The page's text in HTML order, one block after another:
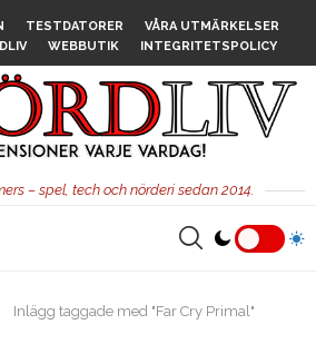
TESTDATORER
VÅRA UTMÄRKELSER
WEBBUTIK INTEGRITETSPOLICY
– spel, tech och nörderi sedan 2014.
Inlägg taggade med "Far Cry Primal"